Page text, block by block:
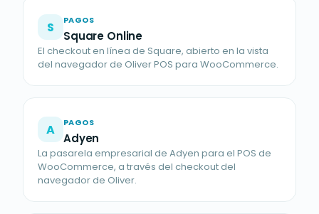
S PAGOS
Square Online
El checkout en línea de Square, abierto en la vista
del navegador de Oliver POS para WooCommerce.
A PAGOS
Adyen
La pasarela empresarial de Adyen para el POS de
WooCommerce, a través del checkout del
navegador de Oliver.